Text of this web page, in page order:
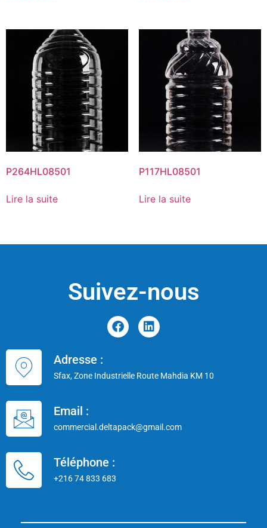
P264HL08501
Lire la suite
P117HL08501
Lire la suite
Suivez-nous
Adresse :
Sfax, Zone Industrielle Route Mahdia KM 10
Email :
commercial.deltapack@gmail.com
Téléphone :
+216 74 833 683